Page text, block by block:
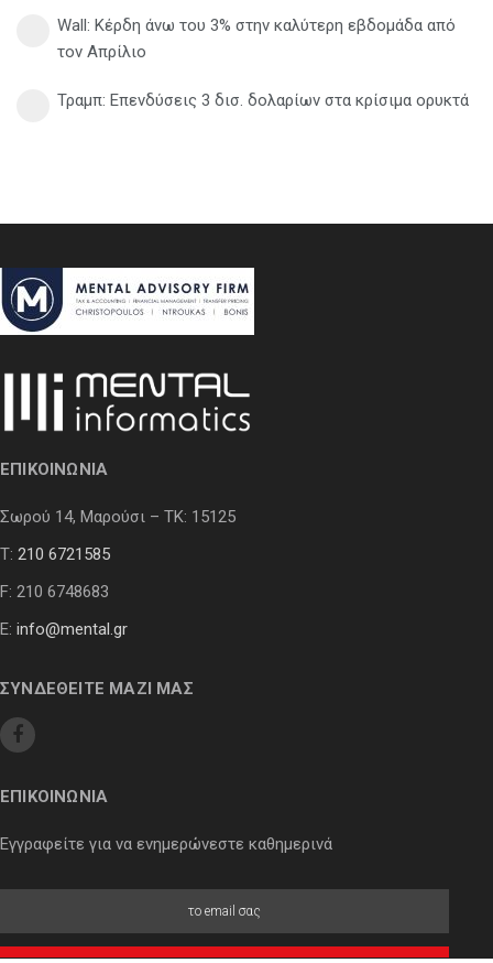
Wall: Κέρδη άνω του 3% στην καλύτερη εβδομάδα από
τον Απρίλιο
Τραμπ: Επενδύσεις 3 δισ. δολαρίων στα κρίσιμα ορυκτά
ΕΠΙΚΟΙΝΩΝΙΑ
Σωρού 14, Μαρούσι – ΤΚ: 15125
Τ: 210 6721585
F: 210 6748683
E: info@mental.gr
ΣΥΝΔΕΘΕΙΤΕ ΜΑΖΙ ΜΑΣ
ΕΠΙΚΟΙΝΩΝΙΑ
Εγγραφείτε για να ενημερώνεστε καθημερινά